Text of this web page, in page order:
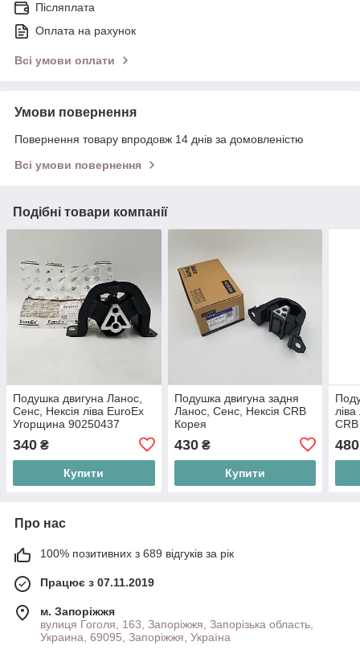
Післяплата
Оплата на рахунок
Всі умови оплати
Умови повернення
Повернення товару впродовж 14 днів за домовленістю
Всі умови повернення
Подібні товари компанії
Подушка двигуна Ланос,
Сенс, Нексія ліва EuroEx
Угорщина 90250437
340 ₴
Купити
Подушка двигуна задня
Ланос, Сенс, Нексія CRB
Корея
430₴
Купити
480
Про нас
100% позитивних з 689 відгуків за рік
Працює з 07.11.2019
м. Запоріжжя
вулиця Гоголя, 163, Запоріжжя, Запорізька область,
Украина, 69095, Запоріжжя, Україна